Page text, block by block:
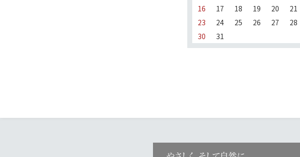
16
17 18 19 20 21
23
24 25 26 27 28
30
31